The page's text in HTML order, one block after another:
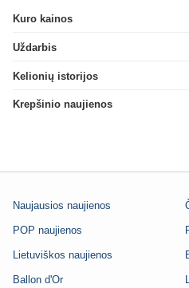
Kuro kainos
Uždarbis
Kelionių istorijos
Krepšinio naujienos
Naujausios naujienos
POP naujienos
Lietuviškos naujienos
Ballon d'Or